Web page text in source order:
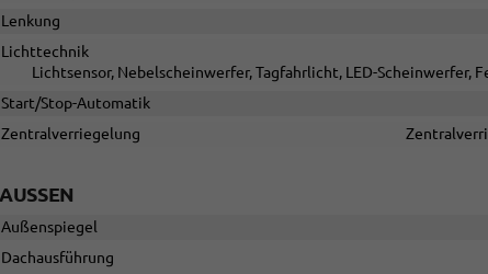
Lenkung
Lichttechnik
Lichtsensor, Nebelscheinwerfer, Tagfahrlicht, LED-
Start/Stop-Automatik
Zentralverriegelung
AUSSEN
Außenspiegel
Dachausführung